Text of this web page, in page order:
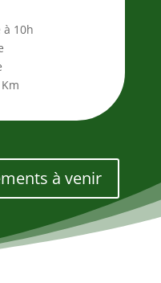
à 10h
à venir